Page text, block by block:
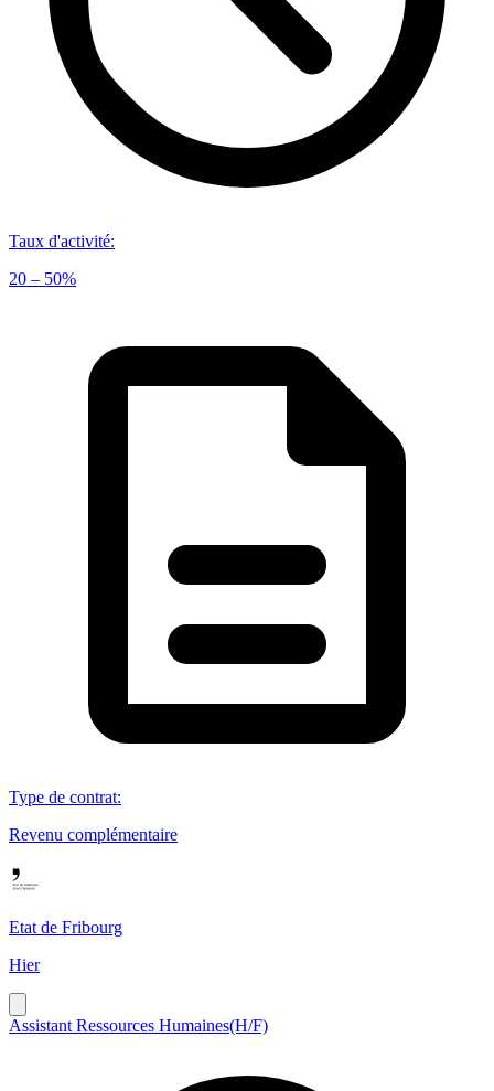
Taux d'activité:
20 – 50%
Type de contrat:
Revenu complémentaire
Etat de Fribourg
Hier
Assistant Ressources Humaines(H/F)